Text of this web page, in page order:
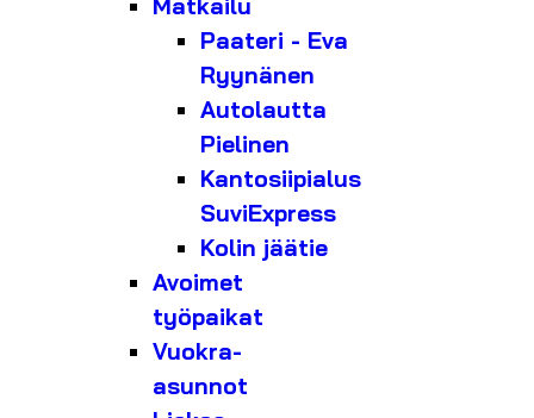
Matkailu
Paateri - Eva
Ryynänen
Autolautta
Pielinen
Kantosiipialus
SuviExpress
Kolin jäätie
Avoimet
työpaikat
Vuokra-
asunnot